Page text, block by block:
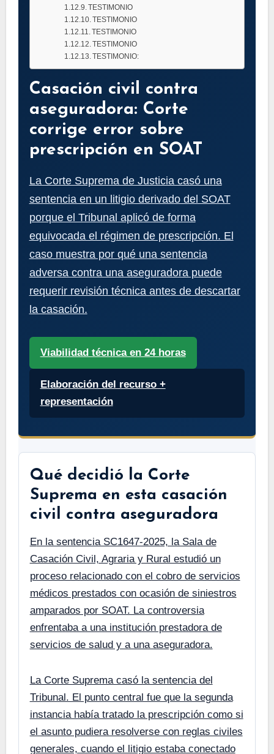
TESTIMONIO
TESTIMONIO
TESTIMONIO
TESTIMONIO
TESTIMONIO:
Casación civil contra
aseguradora: Corte
corrige error sobre
prescripción en SOAT
La Corte Suprema de Justicia casó una
sentencia en un litigio derivado del SOAT
porque el Tribunal aplicó de forma
equivocada el régimen de prescripción. El
caso muestra por qué una sentencia
adversa contra una aseguradora puede
requerir revisión técnica antes de descartar
la casación.
Viabilidad técnica en 24 horas
Elaboración del recurso +
representación
Qué decidió la Corte
Suprema en esta casación
civil contra aseguradora
En la sentencia SC1647-2025, la Sala de
Casación Civil, Agraria y Rural estudió un
proceso relacionado con el cobro de servicios
médicos prestados con ocasión de siniestros
amparados por SOAT. La controversia
enfrentaba a una institución prestadora de
servicios de salud y a una aseguradora.
La Corte Suprema casó la sentencia del
Tribunal. El punto central fue que la segunda
instancia había tratado la prescripción como si
el asunto pudiera resolverse con reglas civiles
generales, cuando el litigio estaba conectado